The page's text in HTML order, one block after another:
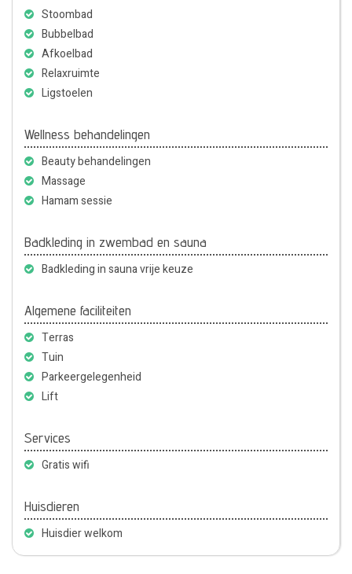
Stoombad
Bubbelbad
Afkoelbad
Relaxruimte
Ligstoelen
Wellness behandelingen
Beauty behandelingen
Massage
Hamam sessie
Badkleding in zwembad en sauna
Badkleding in sauna vrije keuze
Algemene faciliteiten
Terras
Tuin
Parkeergelegenheid
Lift
Services
Gratis wifi
Huisdieren
Huisdier welkom